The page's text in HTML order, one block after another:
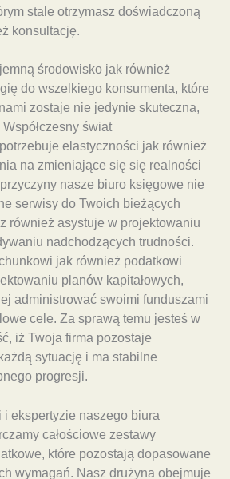
stale otrzymasz doświadczoną
konsultację.
środowisko jak również
do wszelkiego konsumenta, które
zostaje nie jedynie skuteczna,
świat
elastyczności jak również
na zmieniające się się realności
nasze biuro księgowe nie
serwisy do Twoich bieżących
również asystuje w projektowaniu
nadchodzących trudności.
jak również podatkowi
planów kapitałowych,
administrować swoimi funduszami
cele. Za sprawą temu jesteś w
iż Twoja firma pozostaje
sytuację i ma stabilne
progresji.
ekspertyzie naszego biura
całościowe zestawy
które pozostają dopasowane
wymagań. Nasz drużyna obejmuje